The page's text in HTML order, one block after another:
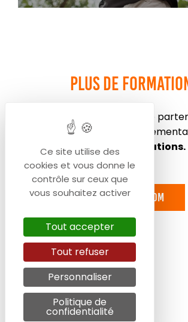
Plus de
Consultez le site de notre
découvrir les diplômes
par VSP Formations.
Selforme.com
Ce site utilise des
cookies et vous donne le
contrôle sur ceux que
vous souhaitez activer
Tout accepter
Tout refuser
Personnaliser
Politique de
confidentialité